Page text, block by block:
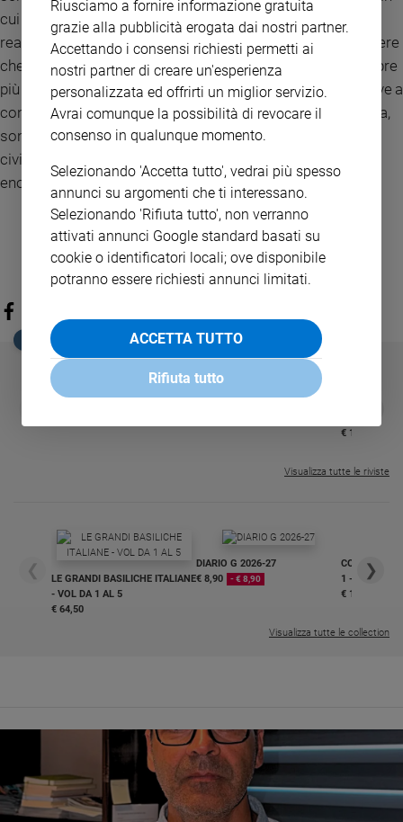
cui non si riesce a discutere senza litigare, ho letto qualche
reazione scomposta alla mia lettera che mi ha fatto più ridere
che arrabbiare: anno dopo anno noto che discutere è sempre
più sinonimo di rissa, sta venendo meno la cultura che serve a
condividere una diversità di opinioni per provare a risolverla,
sono concetti che ormai non fanno più parte della società
civile. In un momento così difficile questo a me sembra un
enorme problema».
EDICOLA SAN PAOLO
€ 16,99
Visualizza tutte le riviste
❮
LE GRANDI BASILICHE ITALIANE
- VOL DA 1 AL 5
€ 64,50
DIARIO G 2026-27
€ 8,90
- € 8,90
COLLANA
1 - 2
€ 18,50
❯
Visualizza tutte le collection
Riusciamo a fornire informazione gratuita
grazie alla pubblicità erogata dai nostri partner.
Accettando i consensi richiesti permetti ai
nostri partner di creare un'esperienza
personalizzata ed offrirti un miglior servizio.
Avrai comunque la possibilità di revocare il
consenso in qualunque momento.
Selezionando 'Accetta tutto', vedrai più spesso
annunci su argomenti che ti interessano.
Selezionando 'Rifiuta tutto', non verranno
attivati annunci Google standard basati su
cookie o identificatori locali; ove disponibile
potranno essere richiesti annunci limitati.
ACCETTA TUTTO
Rifiuta tutto